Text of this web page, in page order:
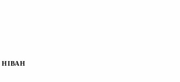
HIBAH